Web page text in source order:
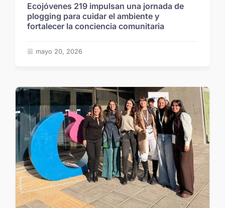
Ecojóvenes 219 impulsan una jornada de
plogging para cuidar el ambiente y
fortalecer la conciencia comunitaria
mayo 20, 2026